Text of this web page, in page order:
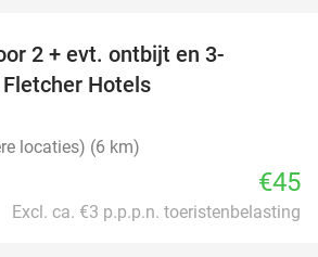
2 + evt. ontbijt en 3-
Hotels
locaties) (6 km)
€45
Excl. ca. €3 p.p.p.n. toeristenbelasting